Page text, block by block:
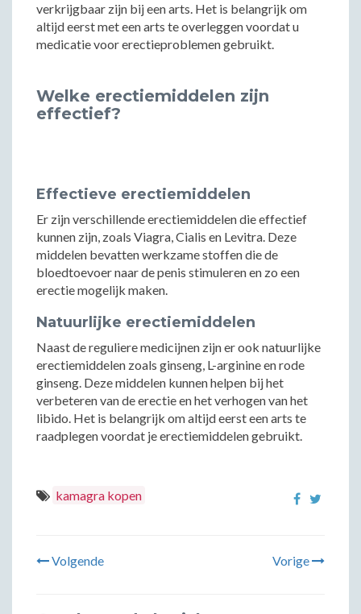
verkrijgbaar zijn bij een arts. Het is belangrijk om
altijd eerst met een arts te overleggen voordat u
medicatie voor erectieproblemen gebruikt.
Welke erectiemiddelen zijn
effectief?
Effectieve erectiemiddelen
Er zijn verschillende erectiemiddelen die effectief
kunnen zijn, zoals Viagra, Cialis en Levitra. Deze
middelen bevatten werkzame stoffen die de
bloedtoevoer naar de penis stimuleren en zo een
erectie mogelijk maken.
Natuurlijke erectiemiddelen
Naast de reguliere medicijnen zijn er ook natuurlijke
erectiemiddelen zoals ginseng, L-arginine en rode
ginseng. Deze middelen kunnen helpen bij het
verbeteren van de erectie en het verhogen van het
libido. Het is belangrijk om altijd eerst een arts te
raadplegen voordat je erectiemiddelen gebruikt.
kamagra kopen
Volgende Vorige